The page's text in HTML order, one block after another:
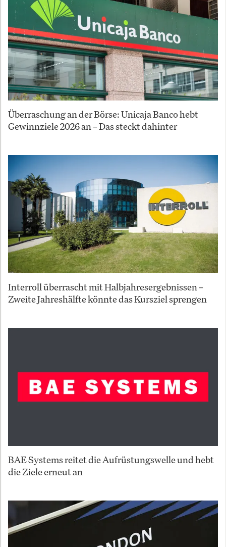
Überraschung an der Börse: Unicaja Banco hebt
Gewinnziele 2026 an – Das steckt dahinter
Interroll überrascht mit Halbjahresergebnissen –
Zweite Jahreshälfte könnte das Kursziel sprengen
BAE Systems reitet die Aufrüstungswelle und hebt
die Ziele erneut an